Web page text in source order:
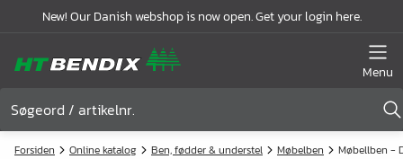
New! Our Danish webshop is now open. Get your login here.
Menu
Forsiden Online katalog Ben, fødder & understel Møbelben Møbellben -